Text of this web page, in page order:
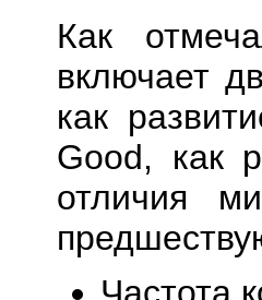
Как
включает
как
Good, как
отличия